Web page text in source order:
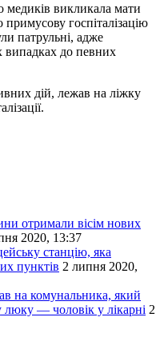
медиків викликала мати
госпіталізацію
патрульні, адже
випадках до певних
дій, лежав на ліжку
отримали вісім нових
2020, 13:37
станцію, яка
пунктів 2 липня 2020,
на комунальника, який
люку — чоловік у лікарні 2